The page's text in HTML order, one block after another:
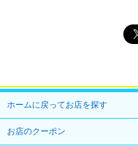
ホームに戻ってお店を探す
お店のクーポン